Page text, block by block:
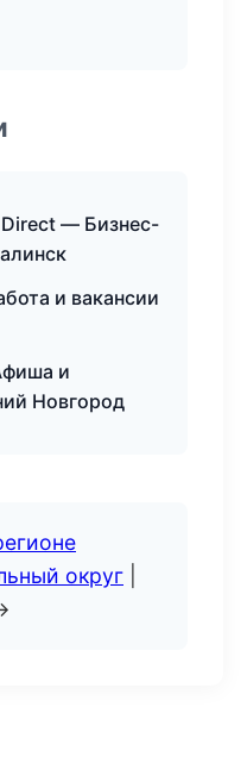
— Бизнес-
и вакансии
и
Новгород
округ